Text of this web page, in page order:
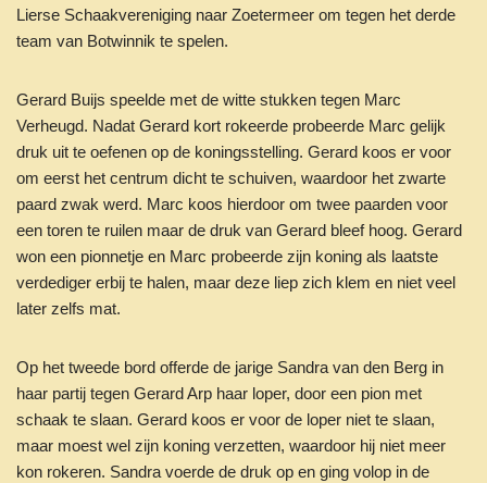
Lierse Schaakvereniging naar Zoetermeer om tegen het derde
team van Botwinnik te spelen.
Gerard Buijs speelde met de witte stukken tegen Marc
Verheugd. Nadat Gerard kort rokeerde probeerde Marc gelijk
druk uit te oefenen op de koningsstelling. Gerard koos er voor
om eerst het centrum dicht te schuiven, waardoor het zwarte
paard zwak werd. Marc koos hierdoor om twee paarden voor
een toren te ruilen maar de druk van Gerard bleef hoog. Gerard
won een pionnetje en Marc probeerde zijn koning als laatste
verdediger erbij te halen, maar deze liep zich klem en niet veel
later zelfs mat.
Op het tweede bord offerde de jarige Sandra van den Berg in
haar partij tegen Gerard Arp haar loper, door een pion met
schaak te slaan. Gerard koos er voor de loper niet te slaan,
maar moest wel zijn koning verzetten, waardoor hij niet meer
kon rokeren. Sandra voerde de druk op en ging volop in de